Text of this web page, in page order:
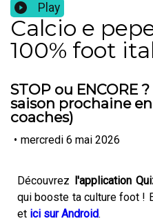
Play
Calcio e
100% foot
STOP ou ENCORE
saison prochaine
coaches)
• mercredi 6 mai 2026
Découvrez l'application
qui booste ta culture foot !
et ici sur Android.